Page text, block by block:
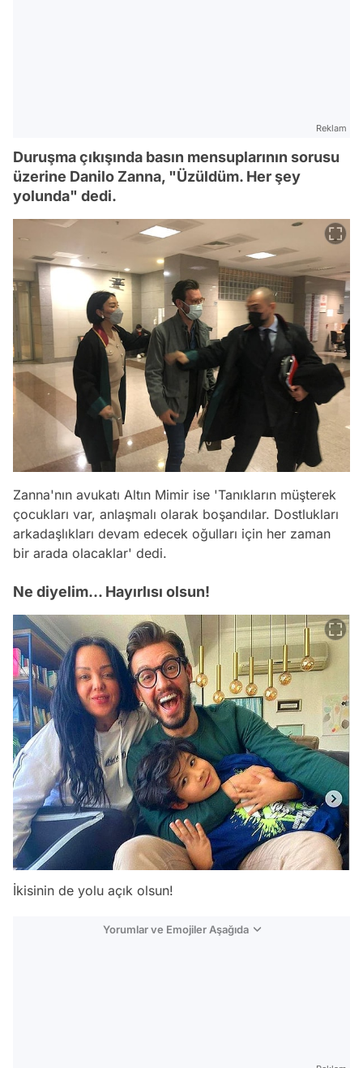
Reklam
Duruşma çıkışında basın mensuplarının sorusu
üzerine Danilo Zanna, "Üzüldüm. Her şey
yolunda" dedi.
Zanna'nın avukatı Altın Mimir ise 'Tanıkların müşterek
çocukları var, anlaşmalı olarak boşandılar. Dostlukları
arkadaşlıkları devam edecek oğulları için her zaman
bir arada olacaklar' dedi.
Ne diyelim... Hayırlısı olsun!
İkisinin de yolu açık olsun!
Yorumlar ve Emojiler Aşağıda
Gündem